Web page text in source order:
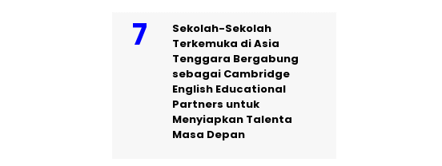
Sekolah-Sekolah
Terkemuka di Asia
Tenggara Bergabung
sebagai Cambridge
English Educational
Partners untuk
Menyiapkan Talenta
Masa Depan